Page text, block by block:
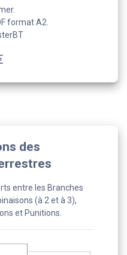
format A2.
des
entre les Branches
(à 2 et à 3),
et Punitions.